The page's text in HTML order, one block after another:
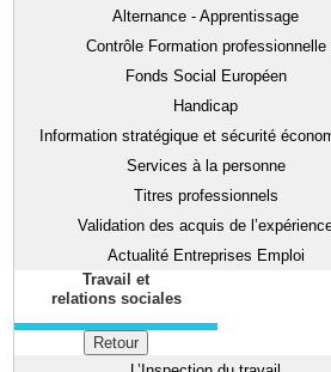
Alternance - Apprentissage
Contrôle Formation professionnelle
Fonds Social Européen
Handicap
Information stratégique et sécurité
Services à la personne
Titres professionnels
Validation des acquis de
Actualité Entreprises Emploi
Travail et
relations sociales
Retour